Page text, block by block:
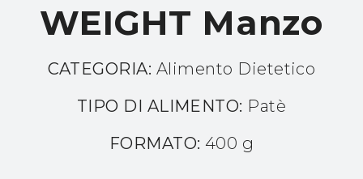
WEIGHT Manzo
CATEGORIA: Alimento Dietetico
TIPO DI ALIMENTO: Patè
FORMATO: 400 g